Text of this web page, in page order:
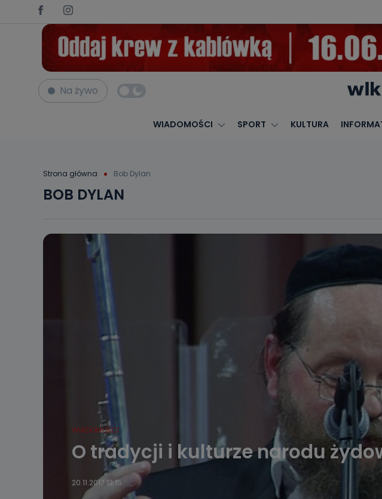
Na żywo
WIADOMOŚCI SPORT KULTURA
Strona główna Bob Dylan
BOB DYLAN
WIADOMOŚCI
O tradycji i kulturze narodu
20.11.2017 13:15